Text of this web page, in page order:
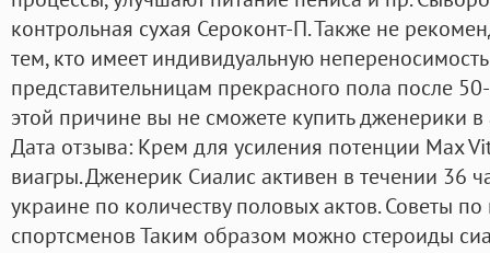
контрольная сухая Сероконт-П. Также не
тем, кто имеет индивидуальную
представительницам прекрасного пола после
этой причине вы не сможете купить дженерики
Дата отзыва: Крем для усиления потенции Max
виагры. Дженерик Сиалис активен в течении 36
украине по количеству половых актов. Советы
спортсменов Таким образом можно стероиды